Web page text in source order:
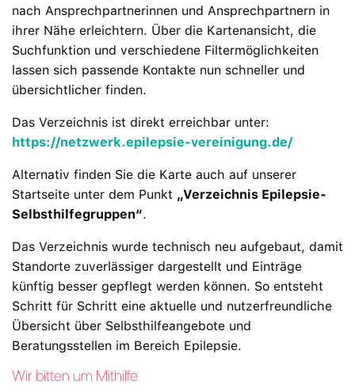
nach Ansprechpartnerinnen und Ansprechpartnern in
ihrer Nähe erleichtern. Über die Kartenansicht, die
Suchfunktion und verschiedene Filtermöglichkeiten
lassen sich passende Kontakte nun schneller und
übersichtlicher finden.
Das Verzeichnis ist direkt erreichbar unter:
https://netzwerk.epilepsie-vereinigung.de/
Alternativ finden Sie die Karte auch auf unserer
Startseite unter dem Punkt „Verzeichnis Epilepsie-
Selbsthilfegruppen“.
Das Verzeichnis wurde technisch neu aufgebaut, damit
Standorte zuverlässiger dargestellt und Einträge
künftig besser gepflegt werden können. So entsteht
Schritt für Schritt eine aktuelle und nutzerfreundliche
Übersicht über Selbsthilfeangebote und
Beratungsstellen im Bereich Epilepsie.
Wir bitten um Mithilfe